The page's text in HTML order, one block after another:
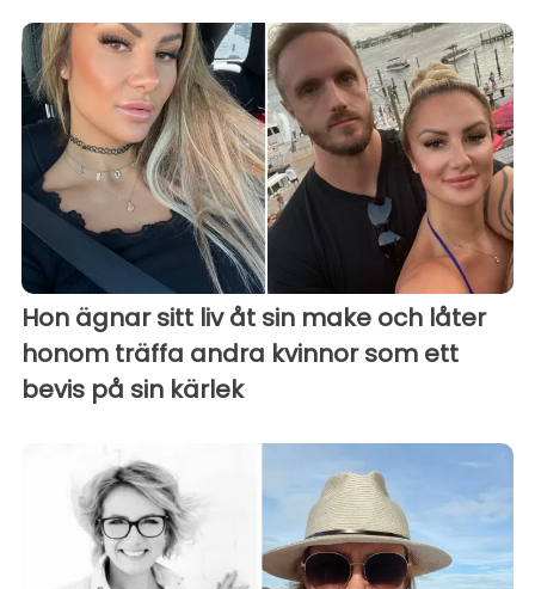
Hon ägnar sitt liv åt sin make och låter
honom träffa andra kvinnor som ett
bevis på sin kärlek